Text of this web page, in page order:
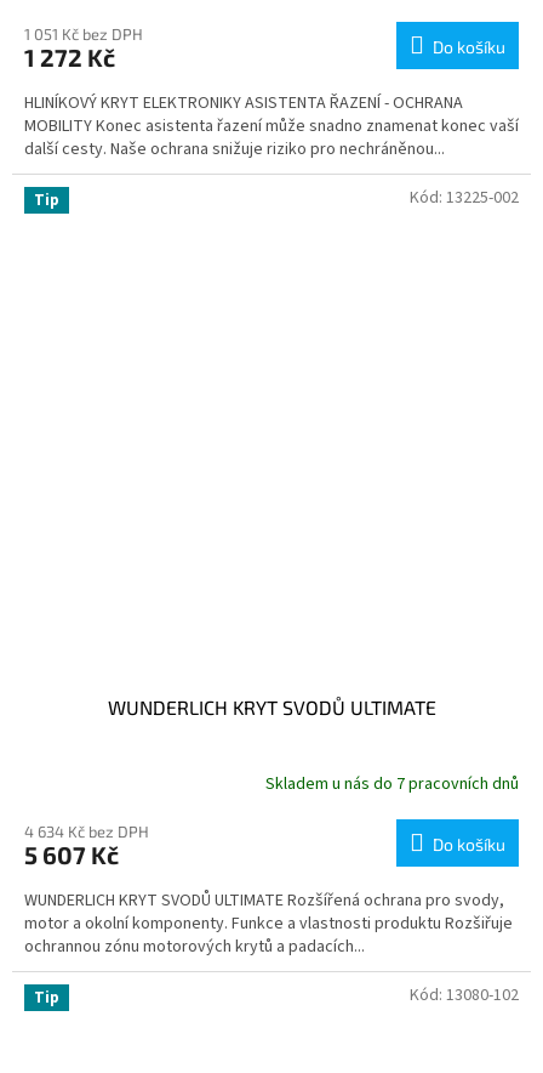
1 051 Kč bez DPH
1 272 Kč Do košíku
HLINÍKOVÝ KRYT ELEKTRONIKY ASISTENTA ŘAZENÍ - OCHRANA
MOBILITY Konec asistenta řazení může snadno znamenat konec vaší
další cesty. Naše ochrana snižuje riziko pro nechráněnou...
Tip
WUNDERLICH KRYT SVODŮ ULTIMATE
Skladem u nás do 7 pracovních dnů
4 634 Kč bez DPH
5 607 Kč Do košíku
WUNDERLICH KRYT SVODŮ ULTIMATE Rozšířená ochrana pro svody,
motor a okolní komponenty. Funkce a vlastnosti produktu Rozšiřuje
ochrannou zónu motorových krytů a padacích...
Kód: 13225-002
Tip Kód: 13080-102